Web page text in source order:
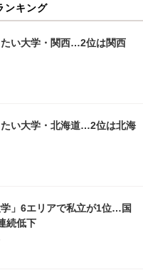
ンキング
い大学・関西…2位は関西
い大学・北海道…2位は北海
学」6エリアで私立が1位…国
続低下